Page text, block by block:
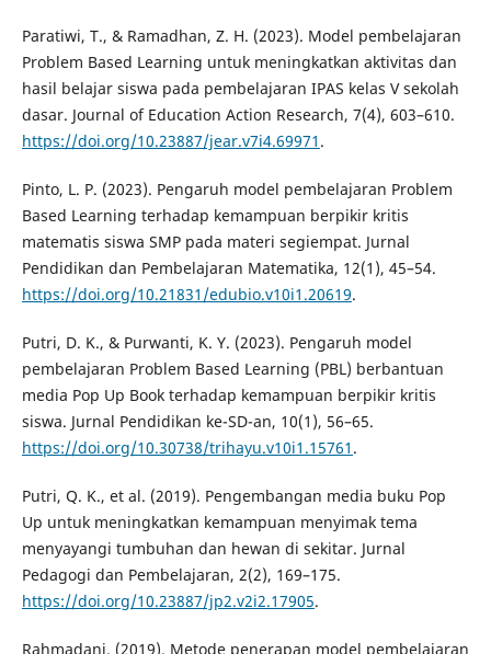
Paratiwi, T., & Ramadhan, Z. H. (2023). Model pembelajaran
Problem Based Learning untuk meningkatkan aktivitas dan
hasil belajar siswa pada pembelajaran IPAS kelas V sekolah
dasar. Journal of Education Action Research, 7(4), 603–610.
https://doi.org/10.23887/jear.v7i4.69971 .
Pinto, L. P. (2023). Pengaruh model pembelajaran Problem
Based Learning terhadap kemampuan berpikir kritis
matematis siswa SMP pada materi segiempat. Jurnal
Pendidikan dan Pembelajaran Matematika, 12(1), 45–54.
https://doi.org/10.21831/edubio.v10i1.20619.
Putri, D. K., & Purwanti, K. Y. (2023). Pengaruh model
pembelajaran Problem Based Learning (PBL) berbantuan
media Pop Up Book terhadap kemampuan berpikir kritis
siswa. Jurnal Pendidikan ke-SD-an, 10(1), 56–65.
https://doi.org/10.30738/trihayu.v10i1.15761 .
Putri, Q. K., et al. (2019). Pengembangan media buku Pop
Up untuk meningkatkan kemampuan menyimak tema
menyayangi tumbuhan dan hewan di sekitar. Jurnal
Pedagogi dan Pembelajaran, 2(2), 169–175.
https://doi.org/10.23887/jp2.v2i2.17905.
Rahmadani. (2019). Metode penerapan model pembelajaran